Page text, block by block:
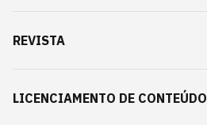
REVISTA
LICENCIAMENTO DE CONTEÚDO